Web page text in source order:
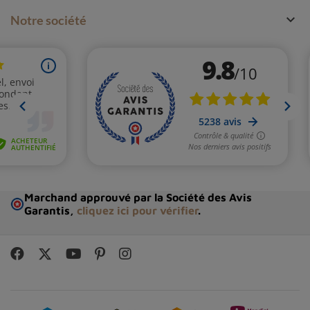
disposer des pierres de jaspe océan chez soi ou sur
ambiance apaisante et propice à la créativité.
Le jaspe océan est donc une pierre aux nombreuses
vertus,
dont l'aspect unique ne manquera pas de
séduire les amateurs de minéraux. Que ce soit pour
améliorer sa communication, stimuler sa créativité ou
expérimentée en lithothérapie.
Notre société 
Marchand approuvé par la Société des Avis
Garantis, cliquez ici pour vérifier.